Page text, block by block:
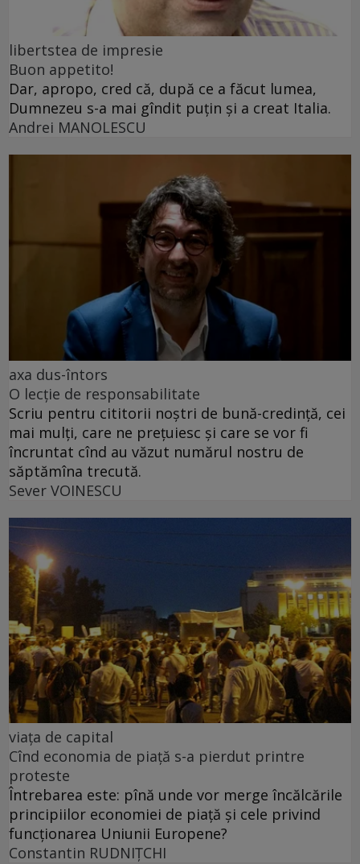
libertstea de impresie
Buon appetito!
Dar, apropo, cred că, după ce a făcut lumea,
Dumnezeu s-a mai gîndit puțin și a creat Italia.
Andrei MANOLESCU
axa dus-întors
O lecție de responsabilitate
Scriu pentru cititorii noștri de bună-credință, cei
mai mulți, care ne prețuiesc și care se vor fi
încruntat cînd au văzut numărul nostru de
săptămîna trecută.
Sever VOINESCU
viața de capital
Cînd economia de piață s-a pierdut printre
proteste
Întrebarea este: pînă unde vor merge încălcările
principiilor economiei de piață și cele privind
funcționarea Uniunii Europene?
Constantin RUDNIŢCHI